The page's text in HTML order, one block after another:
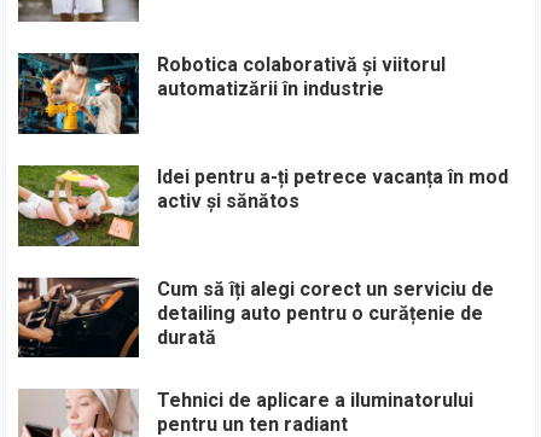
Robotica colaborativă și viitorul
automatizării în industrie
Idei pentru a-ți petrece vacanța în mod
activ și sănătos
Cum să îți alegi corect un serviciu de
detailing auto pentru o curățenie de
durată
Tehnici de aplicare a iluminatorului
pentru un ten radiant